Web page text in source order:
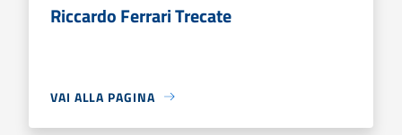
Riccardo Ferrari Trecate
VAI ALLA PAGINA